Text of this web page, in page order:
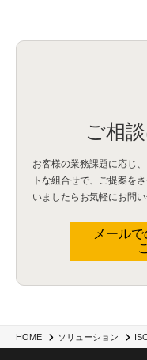
HOME ソリューション
ご相
お客様の業務課題に応じ
トな組合せで、
ご提案を
いましたらお気軽にお問い
メール